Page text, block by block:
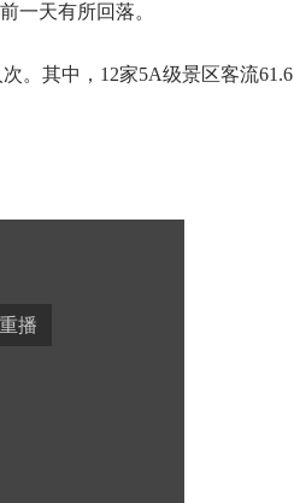
一天有所回落。
。其中，12家5A级景区客流61.6
重播